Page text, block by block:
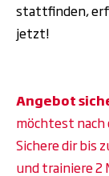
stattfinden,
jetzt!
Angebot
möchtest
Sichere dir bis
und trainiere 2